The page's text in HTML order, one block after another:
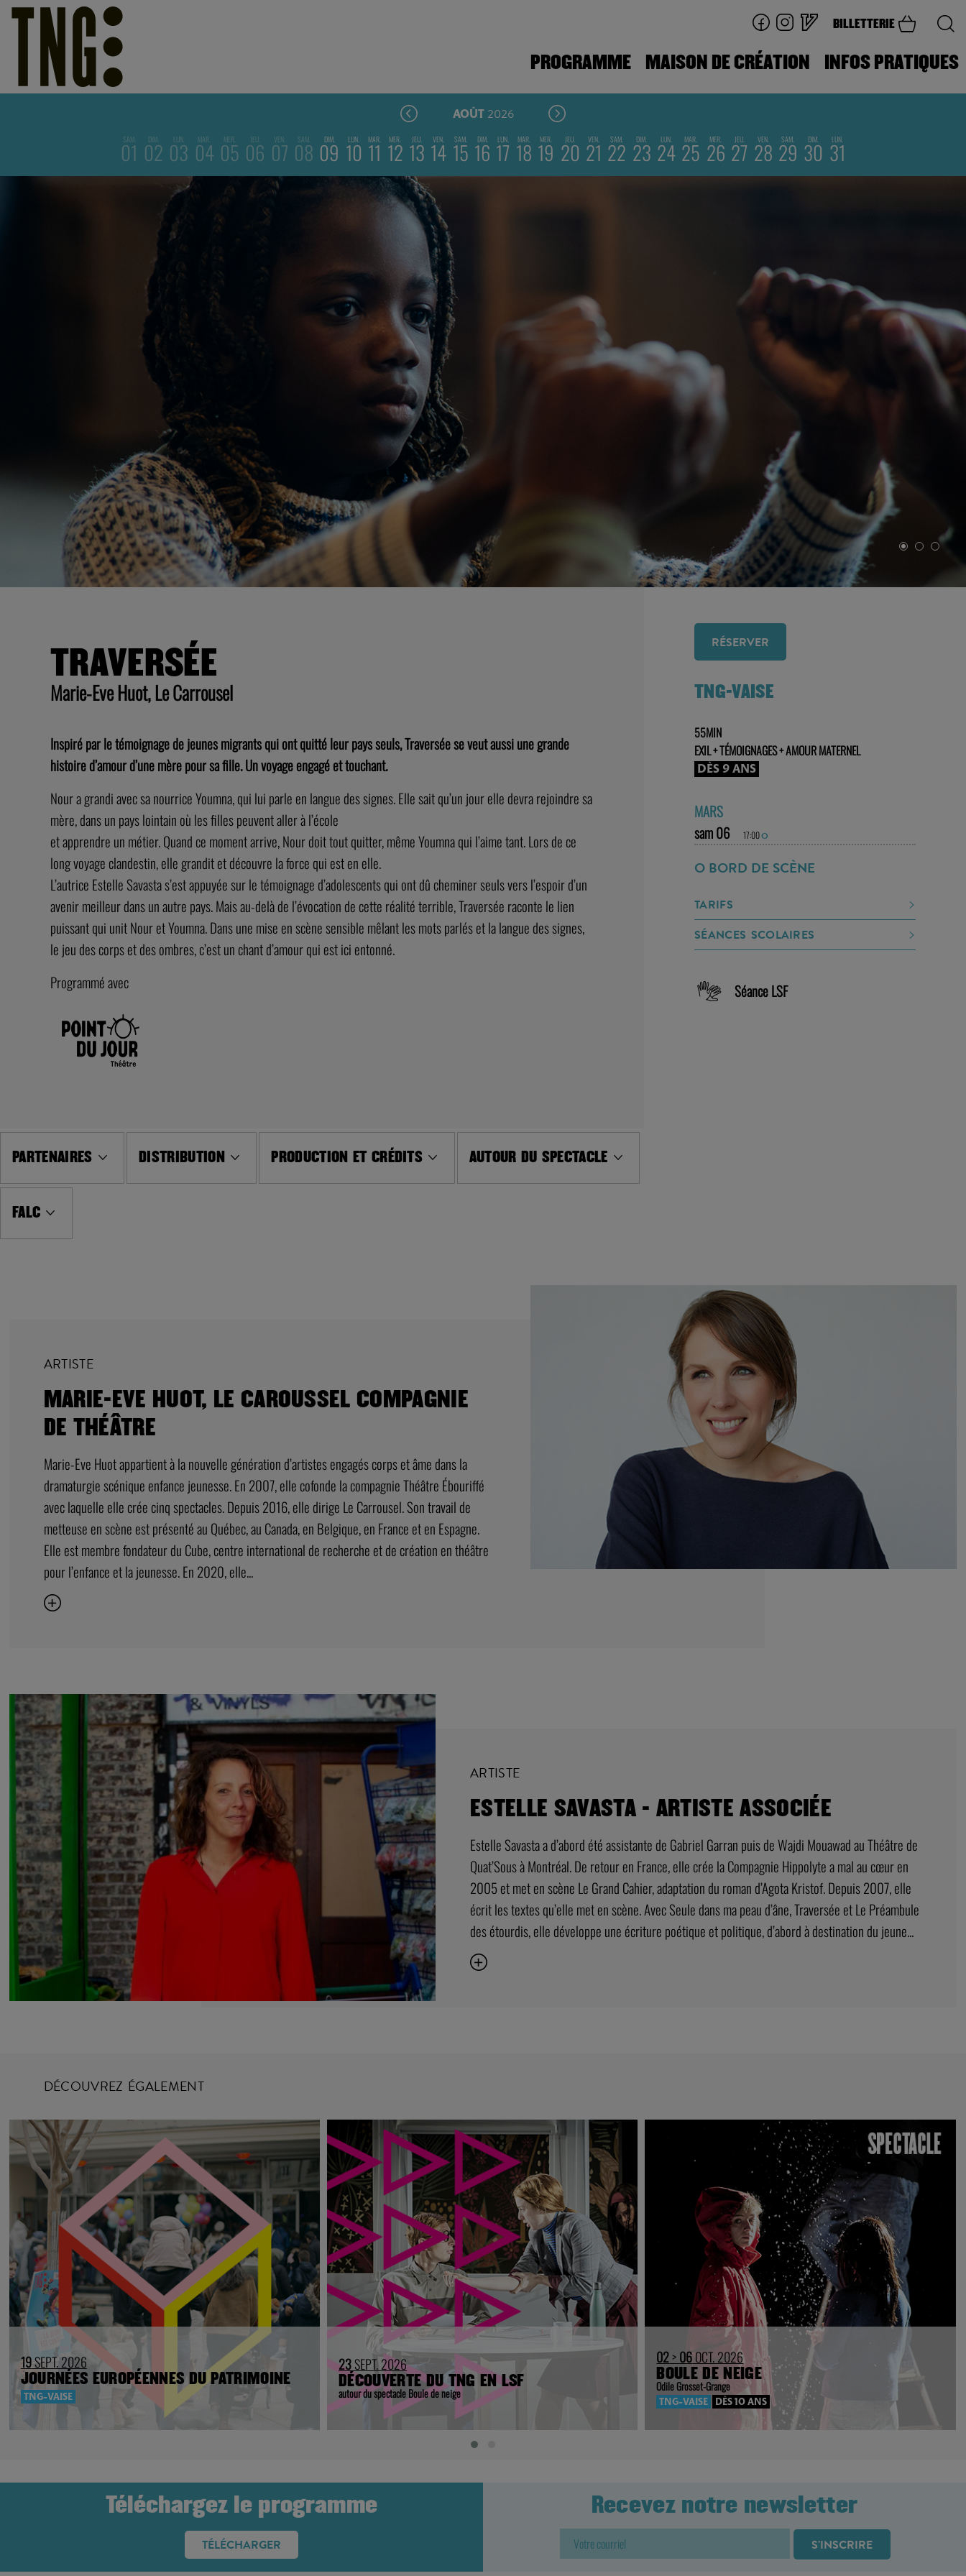
BILLETTERIE
PROGRAMME MAISON DE CRÉATION INFOS PRATIQUES
AOÛT 2026
SAM.
01 DIM.
02 LUN.
03 MAR.
04 MER.
05 JEU.
06 VEN.
07 SAM.
08 DIM.
09 LUN.
10 MAR.
11 MER.
12 JEU.
13 VEN.
14 SAM.
15 DIM.
16 LUN.
17 MAR.
18 MER.
19 JEU.
20 VEN.
21 SAM.
22 DIM.
23 LUN.
24 MAR.
25 MER.
26 JEU.
27 VEN.
28 SAM.
29 DIM.
30 LUN.
31
TRAVERSÉE
Marie-Eve Huot, Le Carrousel
Inspiré par le témoignage de jeunes migrants qui ont quitté leur pays seuls, Traversée se veut aussi une grande
histoire d’amour d’une mère pour sa fille. Un voyage engagéet touchant.
Nour a grandi avec sa nourrice Youmna, qui lui parle en langue des signes. Elle sait qu’un jour elle devra rejoindre sa
mère, dans un pays lointain où les filles peuvent aller à l’école
et apprendre un métier. Quand ce moment arrive, Nour doit tout quitter, même Youmna qui l’aime tant. Lors de ce
long voyage clandestin, elle grandit et découvre la force qui est en elle.
L’autrice Estelle Savasta s’est appuyée sur le témoignage d’adolescents qui ont dû cheminer seuls vers l’espoir d’un
avenir meilleur dans un autre pays. Mais au-delà de l’évocation de cette réalité terrible, Traversée raconte le lien
puissant qui unit Nour et Youmna. Dans une mise en scène sensible mêlant les mots parlés et la langue des signes,
le jeu des corps et des ombres, c’est un chant d’amour qui est ici entonné.
Programmé avec
PARTENAIRES DISTRIBUTION PRODUCTION ET CRÉDITS AUTOUR DU SPECTACLE
FALC
RÉSERVER
TNG-VAISE
55MIN
EXIL + TÉMOIGNAGES + AMOUR MATERNEL
DÈS 9 ANS
MARS
sam 06
17:00O
O BORD DE SCÈNE
TARIFS
SÉANCES SCOLAIRES
Séance LSF
ARTISTE
MARIE-EVE HUOT, LE CAROUSSEL COMPAGNIE
DE THÉÂTRE
Marie-Eve Huot appartient à la nouvelle génération d’artistes engagés corps et âme dans la
dramaturgie scénique enfance jeunesse. En 2007, elle cofonde la compagnie Théâtre Ébouriffé
avec laquelle elle crée cinq spectacles. Depuis 2016, elle dirige Le Carrousel. Son travail de
metteuse en scène est présenté au Québec, au Canada, en Belgique, en France et en Espagne.
Elle est membre fondateur du Cube, centre international de recherche et de création en théâtre
pour l’enfance et la jeunesse. En 2020, elle...
ARTISTE
ESTELLE SAVASTA - ARTISTE ASSOCIÉE
Estelle Savasta a d’abord été assistante de Gabriel Garran puis de Wajdi Mouawad au Théâtre de
Quat’Sous à Montréal. De retour en France, elle crée la Compagnie Hippolyte a mal au cœur en
2005 et met en scène Le Grand Cahier, adaptation du roman d’Agota Kristof. Depuis 2007, elle
écrit les textes qu’elle met en scène. Avec Seule dans ma peau d’âne, Traversée et Le Préambule
des étourdis, elle développe une écriture poétique et politique, d’abord à destination du jeune...
DÉCOUVREZ ÉGALEMENT
19SEPT. 2026
JOURNÉES EUROPÉENNES DU PATRIMOINE
TNG-VAISE
23SEPT. 2026
DÉCOUVERTE DU TNG EN LSF
autour du spectacle Boule de neige
02>06OCT. 2026
BOULE DE NEIGE
Odile Grosset-Grange
TNG-VAISE DÈS 10 ANS
Téléchargez le programme
TÉLÉCHARGER
Recevez notre newsletter